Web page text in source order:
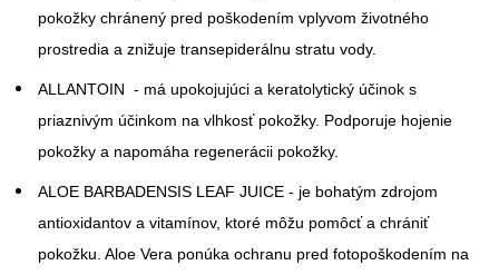
pokožky chránený pred poškodením vplyvom životného
prostredia a znižuje transepiderálnu stratu vody.
ALLANTOIN - má upokojujúci a keratolytický účinok s
priaznivým účinkom na vlhkosť pokožky. Podporuje hojenie
pokožky a napomáha regenerácii pokožky.
ALOE BARBADENSIS LEAF JUICE - je bohatým zdrojom
antioxidantov a vitamínov, ktoré môžu pomôcť a chrániť
pokožku. Aloe Vera ponúka ochranu pred fotopoškodením na